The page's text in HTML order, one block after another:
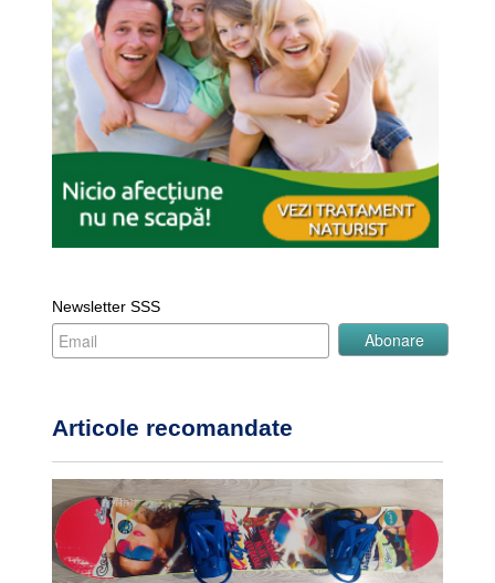
Newsletter SSS
Articole recomandate